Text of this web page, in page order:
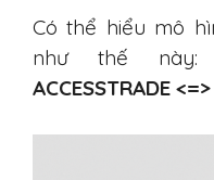
Có thể hiểu mô
như thế này:
ACCESSTRADE